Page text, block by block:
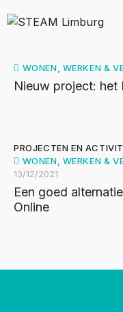
WONEN, WERKEN &
Nieuw project: het
PROJECTEN EN
WONEN, WERKEN &
13/12/2021
Een goed
Online